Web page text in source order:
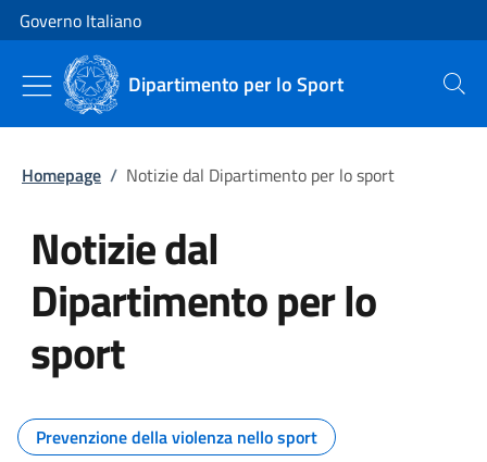
Vai al contenuto
Vai alla navigazione del sito
Governo Italiano
Dipartimento per lo Sport Cerca
Homepage / Notizie dal Dipartimento per lo sport
Notizie dal
Dipartimento per lo
sport
Tutti i contenuti della pagina
Prevenzione della violenza nello sport